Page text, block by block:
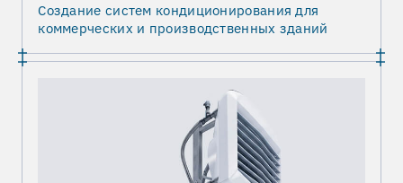
Создание систем кондиционирования для
коммерческих и производственных зданий